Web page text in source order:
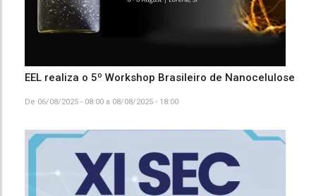
EEL realiza o 5º Workshop Brasileiro de Nanocelulose
De 06/08/2025 - 08:00 a 08/08/2025 - 18:00